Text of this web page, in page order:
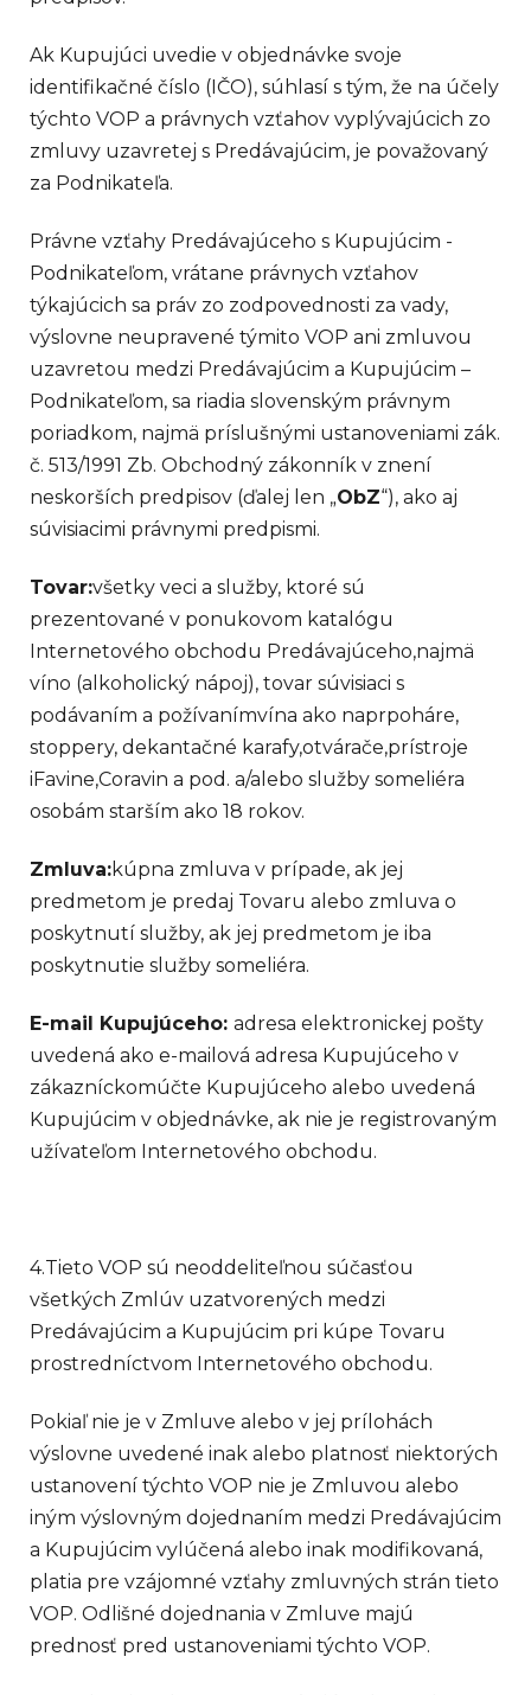
Ak Kupujúci uvedie v objednávke svoje
identifikačné číslo (IČO), súhlasí s tým, že na účely
týchto VOP a právnych vzťahov vyplývajúcich zo
zmluvy uzavretej s Predávajúcim, je považovaný
za Podnikateľa.
Právne vzťahy Predávajúceho s Kupujúcim -
Podnikateľom, vrátane právnych vzťahov
týkajúcich sa práv zo zodpovednosti za vady,
výslovne neupravené týmito VOP ani zmluvou
uzavretou medzi Predávajúcim a Kupujúcim –
Podnikateľom, sa riadia slovenským právnym
poriadkom, najmä príslušnými ustanoveniami zák.
č. 513/1991 Zb. Obchodný zákonník v znení
neskorších predpisov (ďalej len „ObZ“), ako aj
súvisiacimi právnymi predpismi.
Tovar:všetky veci a služby, ktoré sú
prezentované v ponukovom katalógu
Internetového obchodu Predávajúceho,najmä
víno (alkoholický nápoj), tovar súvisiaci s
podávaním a požívanímvína ako naprpoháre,
stoppery, dekantačné karafy,otvárače,prístroje
iFavine,Coravin a pod. a/alebo služby someliéra
osobám starším ako 18 rokov.
Zmluva:kúpna zmluva v prípade, ak jej
predmetom je predaj Tovaru alebo zmluva o
poskytnutí služby, ak jej predmetom je iba
poskytnutie služby someliéra.
E-mail Kupujúceho: adresa elektronickej pošty
uvedená ako e-mailová adresa Kupujúceho v
zákazníckomúčte Kupujúceho alebo uvedená
Kupujúcim v objednávke, ak nie je registrovaným
užívateľom Internetového obchodu.
4.Tieto VOP sú neoddeliteľnou súčasťou
všetkých Zmlúv uzatvorených medzi
Predávajúcim a Kupujúcim pri kúpe Tovaru
prostredníctvom Internetového obchodu.
Pokiaľ nie je v Zmluve alebo v jej prílohách
výslovne uvedené inak alebo platnosť niektorých
ustanovení týchto VOP nie je Zmluvou alebo
iným výslovným dojednaním medzi Predávajúcim
a Kupujúcim vylúčená alebo inak modifikovaná,
platia pre vzájomné vzťahy zmluvných strán tieto
VOP. Odlišné dojednania v Zmluve majú
prednosť pred ustanoveniami týchto VOP.